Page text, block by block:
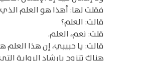
فقلت لها: أهذا هو العلم الذي
قالت: العلم؟
قلت: نعم، العلم.
قالت: يا حبيبي، إن هذا
هناك تتزوج بإرشاد الرواية